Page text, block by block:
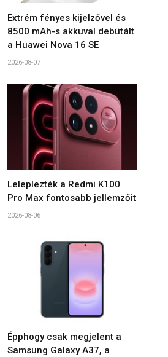
Extrém fényes kijelzővel és
8500 mAh-s akkuval debütált
a Huawei Nova 16 SE
2026-08-07
Leleplezték a Redmi K100
Pro Max fontosabb jellemzőit
2026-08-06
Épphogy csak megjelent a
Samsung Galaxy A37, a